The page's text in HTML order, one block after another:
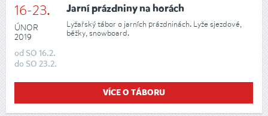
16-23.
ÚNOR
2019
od SO 16.2.
do SO 23.2.
Jarní prázdniny na horách
Lyžařský tábor o jarních prázdninách. Lyže sjezdové,
běžky, snowboard.
VÍCE O TÁBORU